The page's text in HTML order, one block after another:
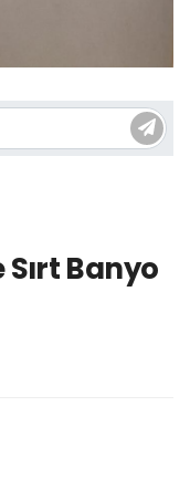
Sırt Banyo